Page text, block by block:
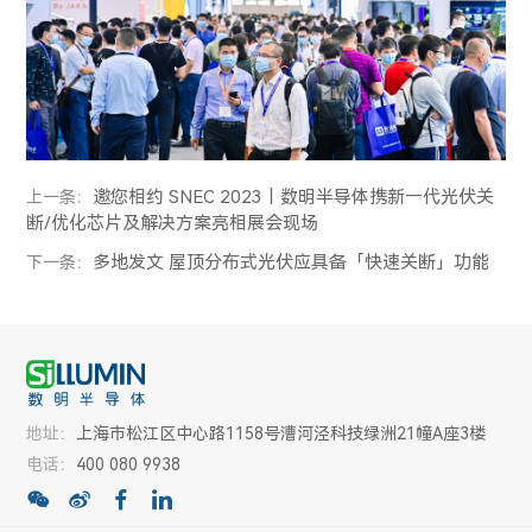
上一条： 邀您相约 SNEC 2023丨数明半导体携新一代光伏关
断/优化芯片及解决方案亮相展会现场
下一条： 多地发文 屋顶分布式光伏应具备「快速关断」功能
地址：
上海市松江区中心路1158号漕河泾科技绿洲21幢A座3楼
电话： 400 080 9938